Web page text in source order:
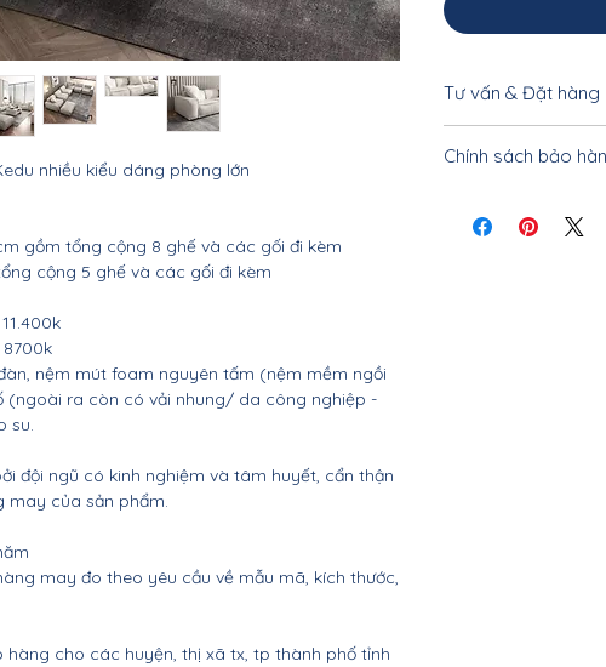
nhiều kiểu dáng phòng lớn
gồm tổng cộng 8 ghế và các gối đi kèm
cộng 5 ghế và các gối đi kèm
nệm mút foam nguyên tấm (nệm mềm ngồi
(ngoài ra còn có vải nhung/ da công nghiệp -
su.
đội ngũ có kinh nghiệm và tâm huyết, cẩn thận
may của sản phẩm.
may đo theo yêu cầu về mẫu mã, kích thước,
hàng cho các huyện, thị xã tx, tp thành phố tỉnh
Tư vấn & Đặt hàng
khách vui lòng liên
Chính sách bảo